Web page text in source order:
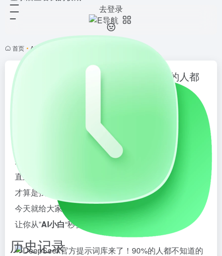
去登录
历史记录
首页 • AI资讯
DeepSeek官方提示词库来了！90%的人都
不知道的13个王炸技巧，赶紧收藏！
还在为写不好提示词发愁吗？每次和AI对话都像是在跟
外星人交流？
直到发现了DeepSeek的这套
的提示词秘籍，
才算是找到了和AI沟通的最佳姿势！
今天就给大家分享一套实用的DeepSeek提示词技巧，
让你从”AI小白“秒变”